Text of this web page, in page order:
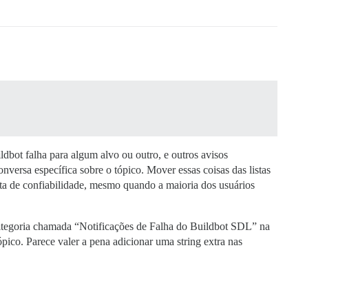
falha para algum alvo ou outro, e outros avisos
específica sobre o tópico. Mover essas coisas das listas
de confiabilidade, mesmo quando a maioria dos usuários
chamada “Notificações de Falha do Buildbot SDL” na
Parece valer a pena adicionar uma string extra nas